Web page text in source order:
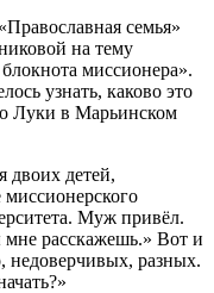
семья»
на тему
миссионера».
узнать, каково это
Луки в Марьинском
двоих детей,
миссионерского
Муж привёл.
расскажешь.» Вот и
разных.